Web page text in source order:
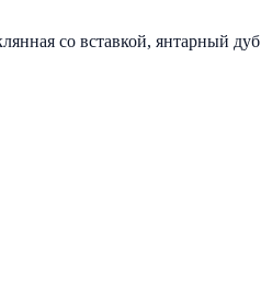
со вставкой, янтарный дуб